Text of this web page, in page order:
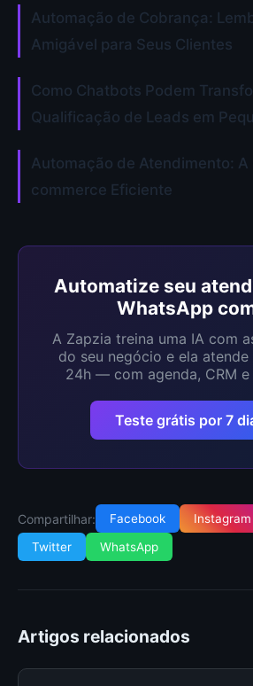
Automação de Cobrança:
Amigável para Seus Clientes
Como Chatbots Podem
Qualificação de Leads em
Automação de Atendimento: A
commerce Eficiente
Automatize seu
WhatsApp
A Zapzia treina uma IA com
do seu negócio e ela atende
24h — com agenda, CRM e
Teste grátis por 7
Compartilhar: Facebook Instagram
Twitter
WhatsApp
Artigos relacionados